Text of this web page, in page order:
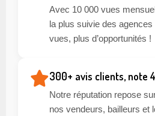
Avec 10 000 vues
la plus suivie des
vues, plus d’opportunités !
300+ avis clients, note
Notre réputation repose
nos vendeurs, bailleurs et